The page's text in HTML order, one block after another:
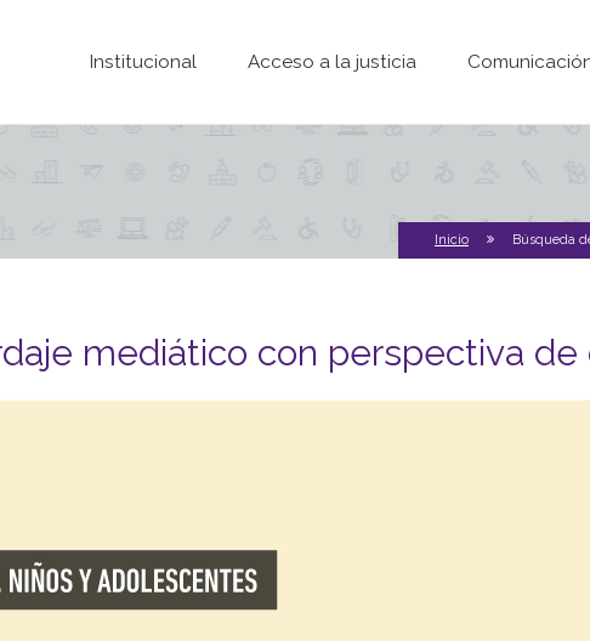
Institucional Acceso a la justicia
Inicio Búsqueda
mediático con perspectiva de